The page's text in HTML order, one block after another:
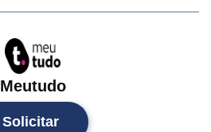
Meutudo
Solicitar